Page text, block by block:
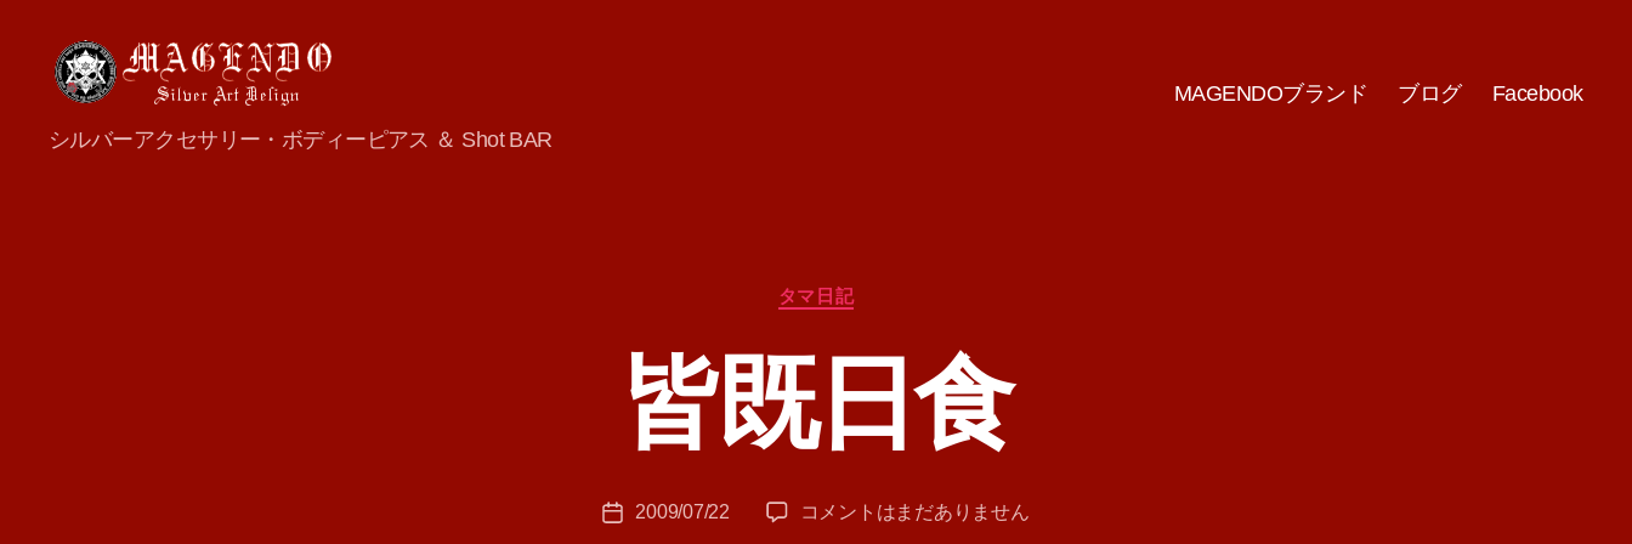
MAGENDO
JAPAN
シルバーアクセサリー・ボディーピアス ＆ Shot BAR
MAGENDOブランド ブログ Facebook
カ
テ
リ
ー
タマ日記
皆既日食
作
成
T
投
2009/07/22
皆
コメントはまだありません